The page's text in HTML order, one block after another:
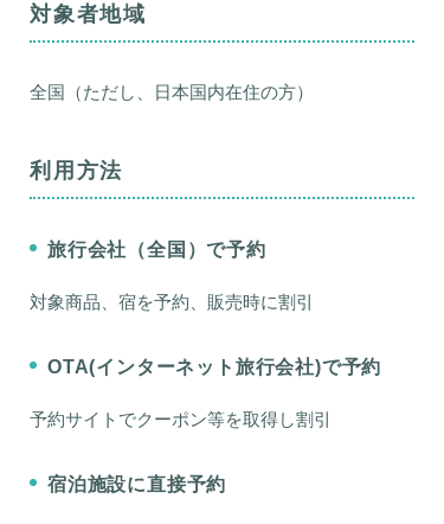
対象者地域
全国（ただし、日本国内在住の方）
利用方法
旅行会社（全国）で予約
対象商品、宿を予約、販売時に割引
OTA(インターネット旅行会社)で予約
予約サイトでクーポン等を取得し割引
宿泊施設に直接予約